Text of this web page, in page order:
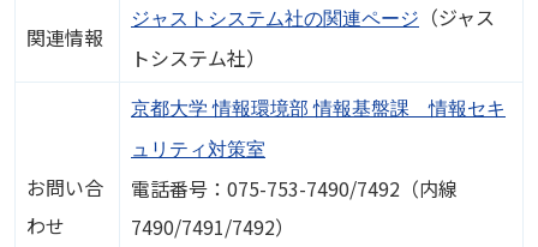
関連情報
ジャストシステム社の関連ページ
（ジャス
トシステム社）
お問い合
わせ
京都大学 情報環境部 情報基盤課 情報セキ
ュリティ対策室
電話番号：075-753-7490/7492（内線
7490/7491/7492）